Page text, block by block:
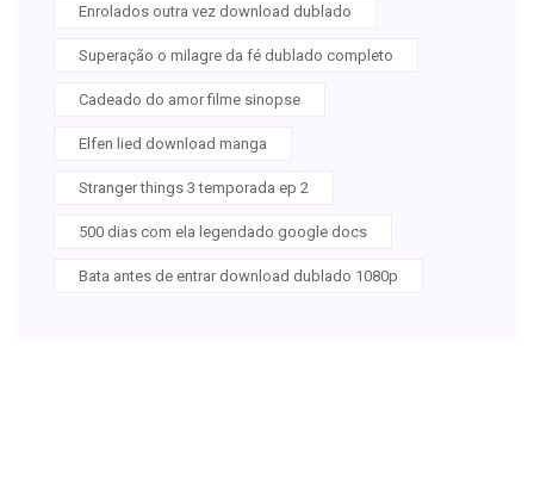
Enrolados outra vez download dublado
Superação o milagre da fé dublado completo
Cadeado do amor filme sinopse
Elfen lied download manga
Stranger things 3 temporada ep 2
500 dias com ela legendado google docs
Bata antes de entrar download dublado 1080p